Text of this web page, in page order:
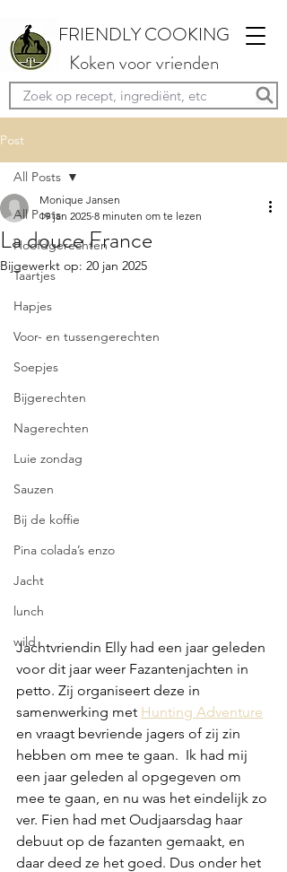
FRIENDLY COOKING
Koken voor vrienden
Post
All Posts
Hoofdgerechten
Taartjes
Hapjes
Voor- en tussengerechten
Soepjes
Bijgerechten
Nagerechten
Luie zondag
Sauzen
Bij de koffie
Pina colada’s enzo
Jacht
lunch
wild
All Posts
La douce France
Monique Jansen
19 jan 2025 8 minuten om te lezen
Bijgewerkt op: 20 jan 2025
Jachtvriendin Elly had een jaar geleden
voor dit jaar weer Fazantenjachten in
petto. Zij organiseert deze in
samenwerking met Hunting Adventure
en vraagt bevriende jagers of zij zin
hebben om mee te gaan.  Ik had mij
een jaar geleden al opgegeven om
mee te gaan, en nu was het eindelijk zo
ver. Fien had met Oudjaarsdag haar
debuut op de fazanten gemaakt, en
daar deed ze het goed. Dus onder het